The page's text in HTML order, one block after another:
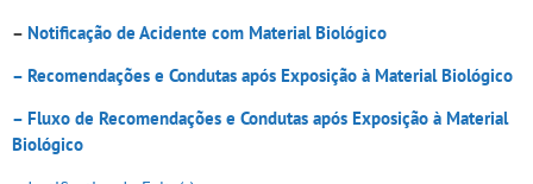
– Notificação de Acidente com Material Biológico
– Recomendações e Condutas após Exposição à Material Biológico
– Fluxo de Recomendações e Condutas após Exposição à Material
Biológico